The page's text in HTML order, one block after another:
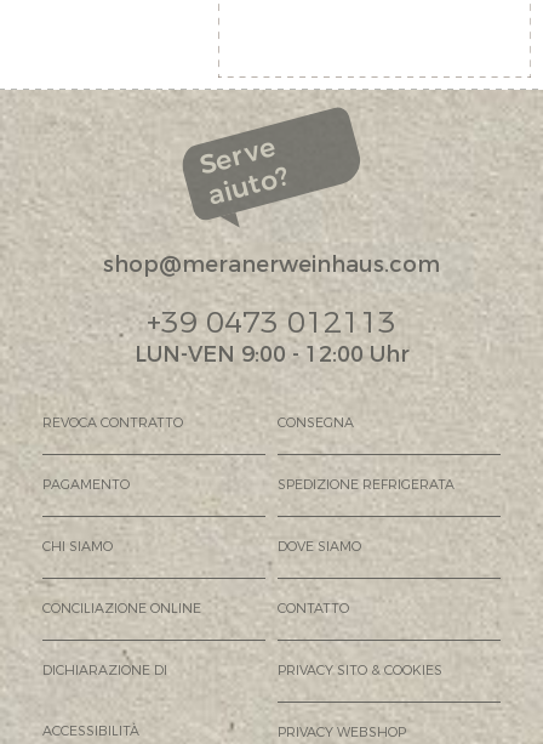
Serve
aiuto?
shop@meranerweinhaus.com
+39 0473 012113
LUN-VEN 9:00 - 12:00 Uhr
REVOCA CONTRATTO CONSEGNA
PAGAMENTO SPEDIZIONE REFRIGERATA
CHI SIAMO DOVE SIAMO
CONCILIAZIONE ONLINE CONTATTO
DICHIARAZIONE DI
ACCESSIBILITÀ
PRIVACY SITO & COOKIES
PRIVACY WEBSHOP